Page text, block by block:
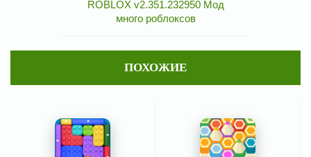
ROBLOX v2.351.232950 Мод
много роблоксов
ПОХОЖИЕ